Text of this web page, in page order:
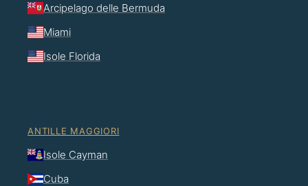
Arcipelago delle Bermuda
Miami
Isole Florida
ANTILLE MAGGIORI
Isole Cayman
Cuba